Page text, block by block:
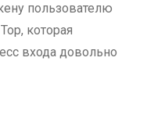
пользователю
которая
входа довольно